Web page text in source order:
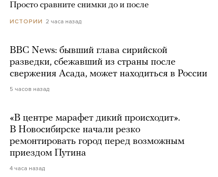
Просто сравните снимки до и после
ИСТОРИИ 2 часа назад
BBC News: бывший глава сирийской
разведки, сбежавший из страны после
свержения Асада, может находиться в России
5 часов назад
«В центре марафет дикий происходит».
В Новосибирске начали резко
ремонтировать город перед возможным
приездом Путина
4 часа назад